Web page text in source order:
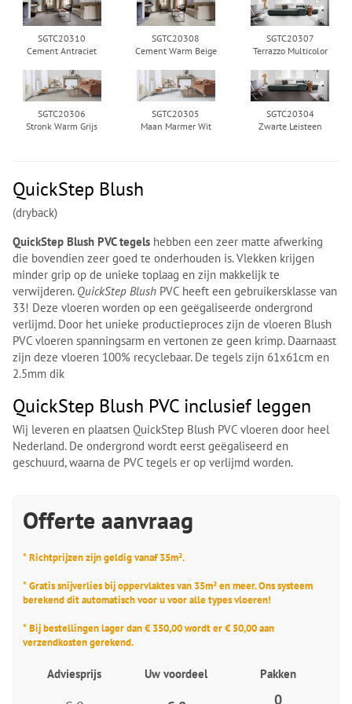
SGTC20310
Cement Antraciet
SGTC20308
Cement Warm Beige
SGTC20307
Terrazzo Multicolor
SGTC20306
Stronk Warm Grijs
SGTC20305
Maan Marmer Wit
SGTC20304
Zwarte Leisteen
QuickStep Blush
(dryback)
QuickStep Blush PVC tegels hebben een zeer matte afwerking
die bovendien zeer goed te onderhouden is. Vlekken krijgen
minder grip op de unieke toplaag en zijn makkelijk te
verwijderen. QuickStep Blush PVC heeft een gebruikersklasse van
33! Deze vloeren worden op een geëgaliseerde ondergrond
verlijmd. Door het unieke productieproces zijn de vloeren Blush
PVC vloeren spanningsarm en vertonen ze geen krimp. Daarnaast
zijn deze vloeren 100% recyclebaar. De tegels zijn 61x61cm en
2.5mm dik
QuickStep Blush PVC inclusief leggen
Wij leveren en plaatsen QuickStep Blush PVC vloeren door heel
Nederland. De ondergrond wordt eerst geëgaliseerd en
geschuurd, waarna de PVC tegels er op verlijmd worden.
Offerte aanvraag
* Richtprijzen zijn geldig vanaf 35m².
* Gratis snijverlies bij oppervlaktes van 35m² en meer. Ons systeem
berekend dit automatisch voor u voor alle types vloeren!
* Bij bestellingen lager dan € 350,00 wordt er € 50,00 aan
verzendkosten gerekend.
Adviesprijs Uw voordeel Pakken
0